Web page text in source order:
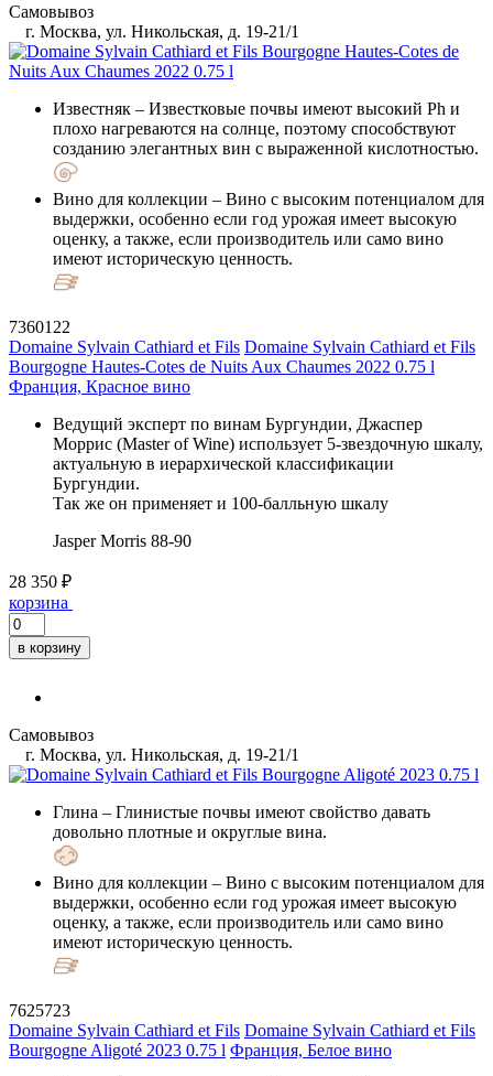
Самовывоз
г. Москва, ул. Никольская, д. 19-21/1
Известняк – Известковые почвы имеют высокий Ph и
плохо нагреваются на солнце, поэтому способствуют
созданию элегантных вин с выраженной кислотностью.
Вино для коллекции – Вино с высоким потенциалом для
выдержки, особенно если год урожая имеет высокую
оценку, а также, если производитель или само вино
имеют историческую ценность.
7360122
Domaine Sylvain Cathiard et Fils Domaine Sylvain Cathiard et Fils
Bourgogne Hautes-Cotes de Nuits Aux Chaumes 2022 0.75 l
Франция, Красное вино
Ведущий эксперт по винам Бургундии, Джаспер
Моррис (Master of Wine) использует 5-звездочную шкалу,
актуальную в иерархической классификации
Бургундии.
Так же он применяет и 100-балльную шкалу
Jasper Morris 88-90
28 350 ₽
корзина
в корзину
Самовывоз
г. Москва, ул. Никольская, д. 19-21/1
Глина – Глинистые почвы имеют свойство давать
довольно плотные и округлые вина.
Вино для коллекции – Вино с высоким потенциалом для
выдержки, особенно если год урожая имеет высокую
оценку, а также, если производитель или само вино
имеют историческую ценность.
7625723
Domaine Sylvain Cathiard et Fils Domaine Sylvain Cathiard et Fils
Bourgogne Aligoté 2023 0.75 l Франция, Белое вино